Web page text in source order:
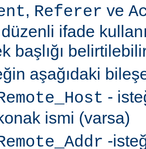
, Referer ve
ifade
başlığı
aşağıdaki
-
ismi (varsa)
-